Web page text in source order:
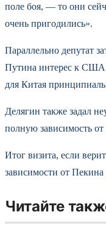
поле боя, — то они
очень пригодились».
Параллельно депутат
Путина интерес к США
для Китая
Делягин также задал
полную зависимость от
Итог визита, если
зависимости от Пекина
Читайте